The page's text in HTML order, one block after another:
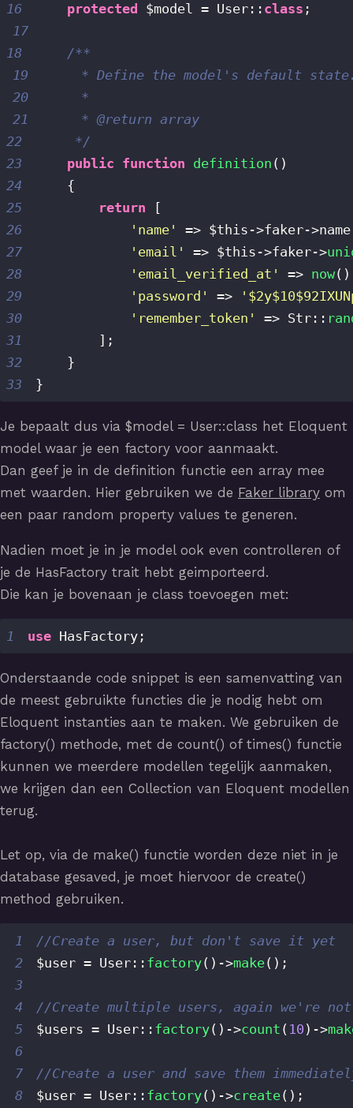
16 protected $model = User :: class ;
17
18
19
20
21
22
     */
23
public function definition ( )
24
{
25
return
[
26
'name' => $this ->faker->name
27
'email' => $this ->faker->
28
'email_verified_at' => now( )
29
'password' =>
30
'remember_token' => Str ::
31
] ;
32
}
33
}
Je bepaalt dus via $model = User::class het Eloquent
model waar je een factory voor aanmaakt.
Dan geef je in de definition functie een array mee
met waarden. Hier gebruiken we de Faker library om
een paar random property values te generen.
Nadien moet je in je model ook even controlleren of
je de HasFactory trait hebt geimporteerd.
Die kan je bovenaan je class toevoegen met:
1 use HasFactory ;
Onderstaande code snippet is een samenvatting van
de meest gebruikte functies die je nodig hebt om
Eloquent instanties aan te maken. We gebruiken de
factory() methode, met de count() of times() functie
kunnen we meerdere modellen tegelijk aanmaken,
we krijgen dan een Collection van Eloquent modellen
terug.
Let op, via de make() functie worden deze niet in je
database gesaved, je moet hiervoor de create()
method gebruiken.
1
//Create a user, but don't save it yet
2
$user = User :: factory( ) ->make( ) ;
3
4
//Create multiple users, again we're
5
$users = User :: factory( ) ->count ( 10 ) ->
6
7
//Create a user and save them
8
$user = User :: factory( ) ->create( ) ;